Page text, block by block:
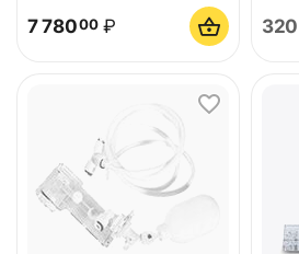
7 78000 ₽
320